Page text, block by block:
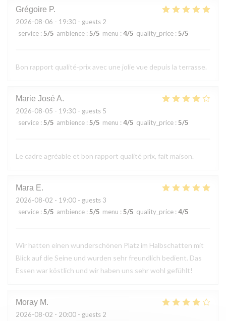
Grégoire P
2026-08-06 - 19:30 - guests 2
service : 5/5 ambience : 5/5 menu : 4/5 quality_price : 5/5
Bon rapport qualité-prix avec une jolie vue depuis la terrasse.
Marie José A
2026-08-05 - 19:30 - guests 5
service : 5/5 ambience : 5/5 menu : 4/5 quality_price : 5/5
Le cadre agréable et bon rapport qualité prix, fait maison.
Mara E
2026-08-02 - 19:00 - guests 3
service : 5/5 ambience : 5/5 menu : 5/5 quality_price : 4/5
Wir hatten einen wunderschönen Platz im Halbschatten mit
Blick auf die Seine und wurden sehr freundlich bedient. Das
Essen war köstlich und wir haben uns sehr wohl gefühlt!
Moray M
2026-08-02 - 20:00 - guests 2